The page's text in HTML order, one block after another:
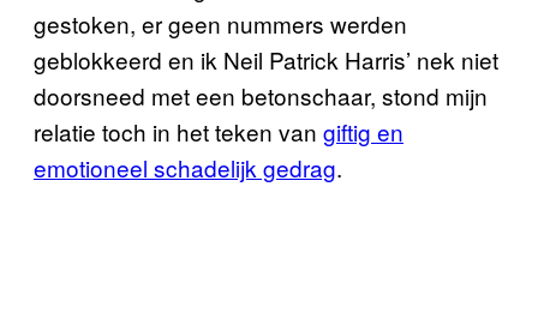
gestoken, er geen nummers werden
geblokkeerd en ik Neil Patrick Harris’ nek niet
doorsneed met een betonschaar, stond mijn
relatie toch in het teken van giftig en
emotioneel schadelijk gedrag.